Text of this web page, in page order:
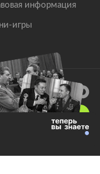
информация
игры